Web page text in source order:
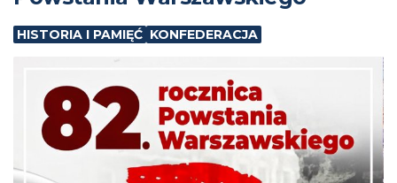
HISTORIA I PAMIĘĆ KONFEDERACJA